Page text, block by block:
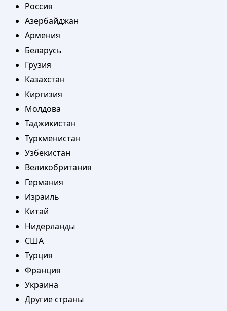
Россия
Азербайджан
Армения
Беларусь
Грузия
Казахстан
Киргизия
Молдова
Таджикистан
Туркменистан
Узбекистан
Великобритания
Германия
Израиль
Китай
Нидерланды
США
Турция
Франция
Украина
Другие страны